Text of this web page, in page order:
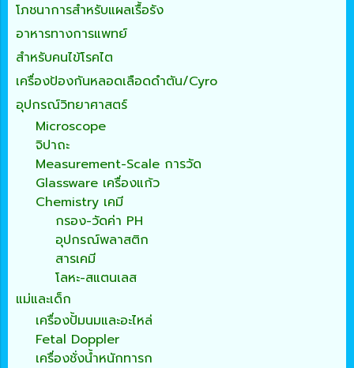
โภชนาการสำหรับแผลเรื้อรัง
อาหารทางการแพทย์
สำหรับคนไข้โรคไต
เครื่องป้องกันหลอดเลือดดำตัน/Cyro
อุปกรณ์วิทยาศาสตร์
Microscope
จิปาถะ
Measurement-Scale การวัด
Glassware เครื่องแก้ว
Chemistry เคมี
กรอง-วัดค่า PH
อุปกรณ์พลาสติก
สารเคมี
โลหะ-สแตนเลส
แม่และเด็ก
เครื่องปั้มนมและอะไหล่
Fetal Doppler
เครื่องชั่งน้ำหนักทารก